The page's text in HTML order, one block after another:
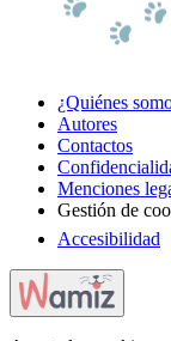
¿Quiénes
Autores
Contactos
Menciones
Gestión de
Accesibilidad